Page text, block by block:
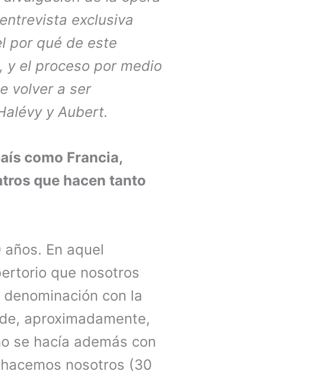
exclusiva
por qué de este
el proceso por medio
volver a ser
y Aubert.
como Francia,
que hacen tanto
En aquel
que nosotros
con la
aproximadamente,
se hacía además con
nosotros (30